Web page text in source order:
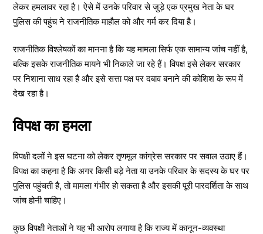
लेकर हमलावर रहा है। ऐसे में उनके परिवार से जुड़े एक प्रमुख नेता के घर
पुलिस की पहुंच ने राजनीतिक माहौल को और गर्म कर दिया है।
राजनीतिक विश्लेषकों का मानना है कि यह मामला सिर्फ एक सामान्य जांच नहीं है,
बल्कि इसके राजनीतिक मायने भी निकाले जा रहे हैं। विपक्ष इसे लेकर सरकार
पर निशाना साध रहा है और इसे सत्ता पक्ष पर दबाव बनाने की कोशिश के रूप में
देख रहा है।
विपक्ष का हमला
विपक्षी दलों ने इस घटना को लेकर तृणमूल कांग्रेस सरकार पर सवाल उठाए हैं।
विपक्ष का कहना है कि अगर किसी बड़े नेता या उनके परिवार के सदस्य के घर पर
पुलिस पहुंचती है, तो मामला गंभीर हो सकता है और इसकी पूरी पारदर्शिता के साथ
जांच होनी चाहिए।
कुछ विपक्षी नेताओं ने यह भी आरोप लगाया है कि राज्य में कानून-व्यवस्था